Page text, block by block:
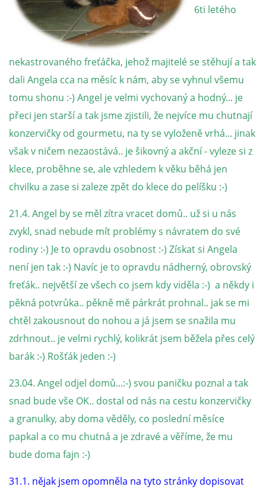
NATÁČENÍ V TELEVIZI
AKCE
SLUŽBY
HISTORIE - 2010 - 2020
JAK NÁM POMOCI - POMÁHAJÍ NÁM :-)
Fretky Boleslav, z.s.
Trnová 15
294 25 Katusice
602 692 130
info@fretkyboleslav.cz
© 2026 eStránky.cz | | WebSlice |Tisk Aktualizováno: 1. 8. 2026
Nahoru ↑
6ti letého
nekastrovaného freťáčka, jehož majitelé se stěhují a tak
dali Angela cca na měsíc k nám, aby se vyhnul všemu
tomu shonu :-) Angel je velmi vychovaný a hodný... je
přeci jen starší a tak jsme zjistili, že nejvíce mu chutnají
konzervičky od gourmetu, na ty se vyloženě vrhá... jinak
však v ničem nezaostává.. je šikovný a akční - vyleze si z
klece, proběhne se, ale vzhledem k věku běhá jen
chvilku a zase si zaleze zpět do klece do pelíšku :-)
21.4. Angel by se měl zítra vracet domů.. už si u nás
zvykl, snad nebude mít problémy s návratem do své
rodiny :-) Je to opravdu osobnost :-) Získat si Angela
není jen tak :-) Navíc je to opravdu nádherný, obrovský
freťák.. největší ze všech co jsem kdy viděla :-) a někdy i
pěkná potvrůka.. pěkně mě párkrát prohnal.. jak se mi
chtěl zakousnout do nohou a já jsem se snažila mu
zdrhnout.. je velmi rychlý, kolikrát jsem běžela přes celý
barák :-) Rošťák jeden :-)
23.04. Angel odjel domů...:-) svou paničku poznal a tak
snad bude vše OK.. dostal od nás na cestu konzervičky
a granulky, aby doma věděly, co poslední měsíce
papkal a co mu chutná a je zdravé a věříme, že mu
bude doma fajn :-)
31.1. nějak jsem opomněla na tyto stránky dopisovat